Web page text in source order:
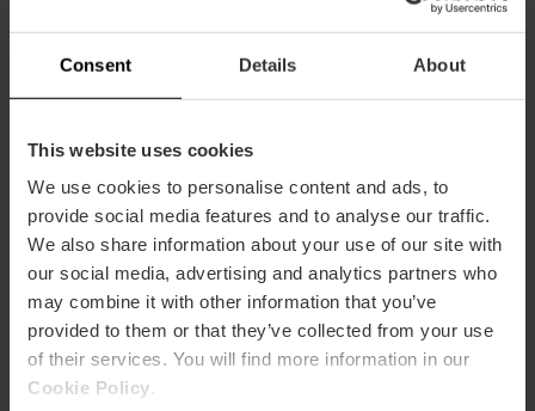
Consent Details About
This website uses cookies
We use cookies to personalise content and ads, to
provide social media features and to analyse our traffic.
We also share information about your use of our site with
our social media, advertising and analytics partners who
may combine it with other information that you’ve
provided to them or that they’ve collected from your use
of their services. You will find more information in our
Cookie Policy
School:0
Banquet:500
Patio Inglés
m2: 104
Audit:80
School:70
Banquet:60
Cocktail:170
Principal
m2:369